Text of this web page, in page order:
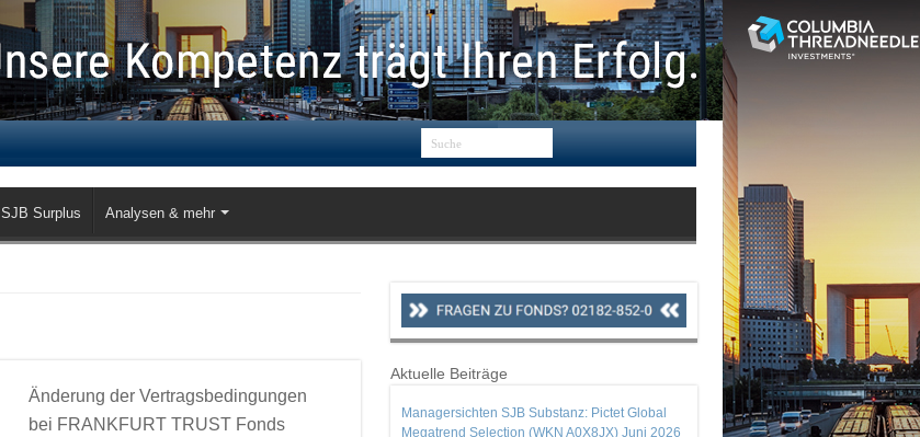
SJB Surplus Analysen & mehr
Änderung der Vertragsbedingungen
bei FRANKFURT TRUST Fonds
Aktuelle Beiträge
Managersichten SJB Substanz: Pictet Global
Megatrend Selection (WKN A0X8JX) Juni 2026